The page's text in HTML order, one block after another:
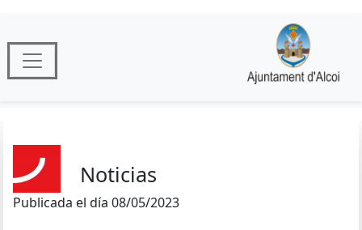
Noticias
Publicada el día 08/05/2023